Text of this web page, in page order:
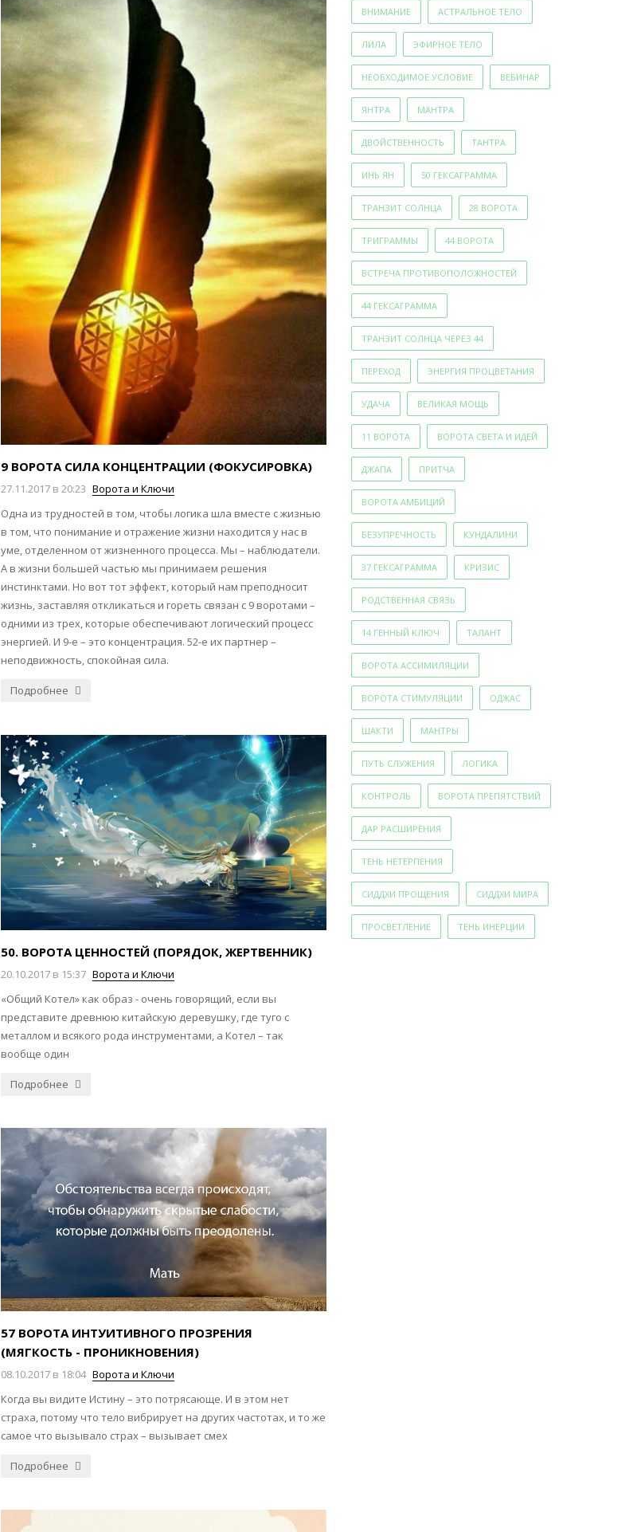
9 ВОРОТА СИЛА КОНЦЕНТРАЦИИ (ФОКУСИРОВКА)
27.11.2017 в 20:23 Ворота и Ключи
Одна из трудностей в том, чтобы логика шла вместе с жизнью
в том, что понимание и отражение жизни находится у нас в
уме, отделенном от жизненного процесса. Мы – наблюдатели.
А в жизни большей частью мы принимаем решения
инстинктами. Но вот тот эффект, который нам преподносит
жизнь, заставляя откликаться и гореть связан с 9 воротами –
одними из трех, которые обеспечивают логический процесс
энергией. И 9-е – это концентрация. 52-е их партнер –
неподвижность, спокойная сила.
Подробнее
50. ВОРОТА ЦЕННОСТЕЙ (ПОРЯДОК, ЖЕРТВЕННИК)
20.10.2017 в 15:37 Ворота и Ключи
«Общий Котел» как образ - очень говорящий, если вы
представите древнюю китайскую деревушку, где туго с
металлом и всякого рода инструментами, а Котел – так
вообще один
Подробнее
57 ВОРОТА ИНТУИТИВНОГО ПРОЗРЕНИЯ
(МЯГКОСТЬ - ПРОНИКНОВЕНИЯ)
08.10.2017 в 18:04 Ворота и Ключи
Когда вы видите Истину – это потрясающе. И в этом нет
страха, потому что тело вибрирует на других частотах, и то же
самое что вызывало страх – вызывает смех
Подробнее
ВНИМАНИЕ АСТРАЛЬНОЕ ТЕЛО
ЛИЛА ЭФИРНОЕ ТЕЛО
НЕОБХОДИМОЕ УСЛОВИЕ ВЕБИНАР
ЯНТРА МАНТРА
ДВОЙСТВЕННОСТЬ ТАНТРА
ИНЬ ЯН 50 ГЕКСАГРАММА
ТРАНЗИТ СОЛНЦА 28 ВОРОТА
ТРИГРАММЫ 44 ВОРОТА
ВСТРЕЧА ПРОТИВОПОЛОЖНОСТЕЙ
44 ГЕКСАГРАММА
ТРАНЗИТ СОЛНЦА ЧЕРЕЗ 44
ПЕРЕХОД ЭНЕРГИЯ ПРОЦВЕТАНИЯ
УДАЧА ВЕЛИКАЯ МОЩЬ
11 ВОРОТА ВОРОТА СВЕТА И ИДЕЙ
ДЖАПА ПРИТЧА
ВОРОТА АМБИЦИЙ
БЕЗУПРЕЧНОСТЬ КУНДАЛИНИ
37 ГЕКСАГРАММА КРИЗИС
РОДСТВЕННАЯ СВЯЗЬ
14 ГЕННЫЙ КЛЮЧ ТАЛАНТ
ВОРОТА АССИМИЛЯЦИИ
ВОРОТА СТИМУЛЯЦИИ ОДЖАС
ШАКТИ МАНТРЫ
ПУТЬ СЛУЖЕНИЯ ЛОГИКА
КОНТРОЛЬ ВОРОТА ПРЕПЯТСТВИЙ
ДАР РАСШИРЕНИЯ
ТЕНЬ НЕТЕРПЕНИЯ
СИДДХИ ПРОЩЕНИЯ СИДДХИ МИРА
ПРОСВЕТЛЕНИЕ ТЕНЬ ИНЕРЦИИ